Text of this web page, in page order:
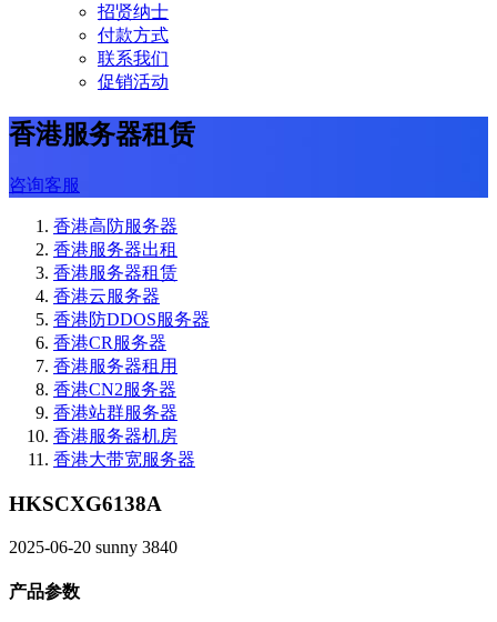
招贤纳士
付款方式
联系我们
促销活动
香港服务器租赁
咨询客服
香港高防服务器
香港服务器出租
香港服务器租赁
香港云服务器
香港防DDOS服务器
香港CR服务器
香港服务器租用
香港CN2服务器
香港站群服务器
香港服务器机房
香港大带宽服务器
HKSCXG6138A
2025-06-20 sunny 3840
产品参数